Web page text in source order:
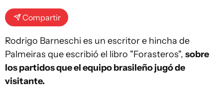
Compartir
Rodrigo Barneschi es un escritor e hincha de
Palmeiras que escribió el libro "Forasteros", sobre
los partidos que el equipo brasileño jugó de
visitante.